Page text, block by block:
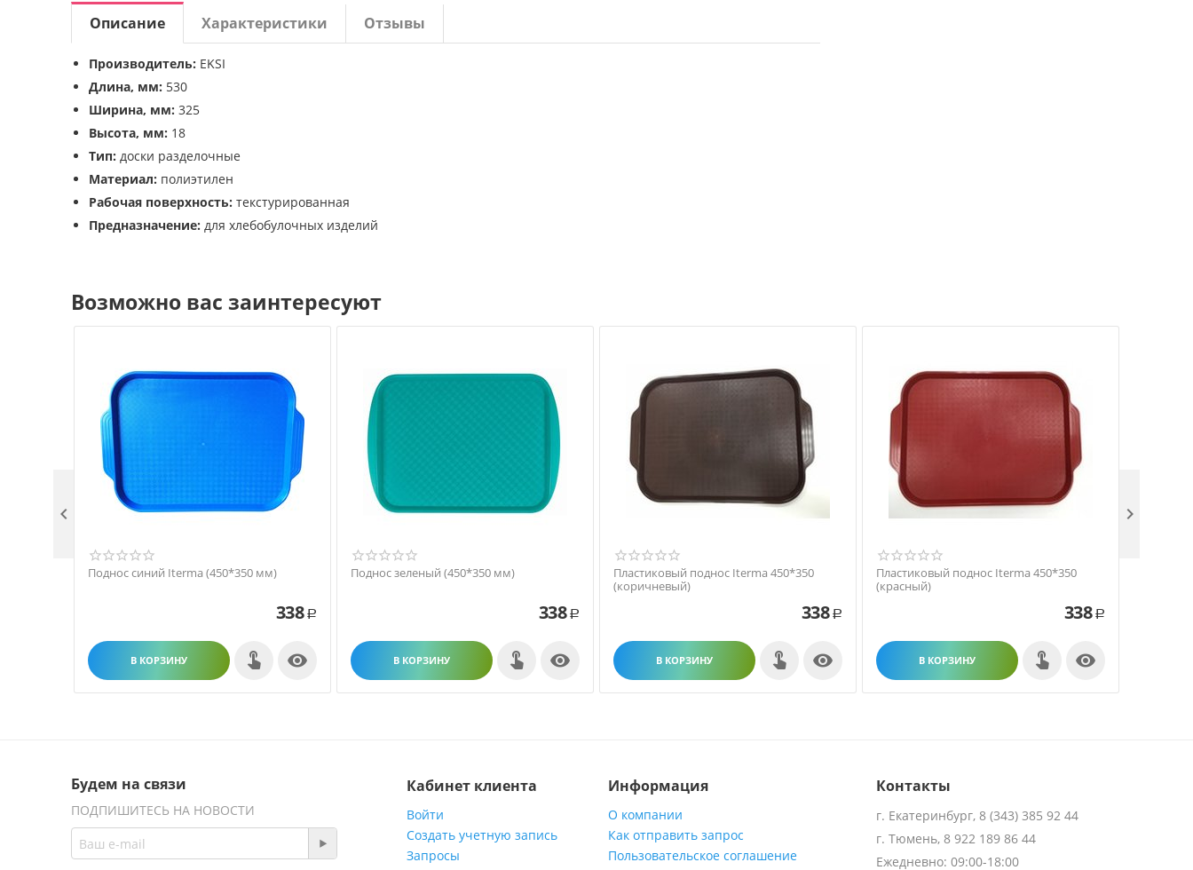
Описание Характеристики Отзывы
Производитель: EKSI
Длина, мм: 530
Ширина, мм: 325
Высота, мм: 18
Тип: доски разделочные
Материал: полиэтилен
Рабочая поверхность: текстурированная
Предназначение: для хлебобулочных изделий
Возможно вас заинтересуют
Поднос синий Iterma (450*350 мм)
338 Р
В КОРЗИНУ 
Поднос зеленый (450*350 мм)
338 Р
В КОРЗИНУ 
Пластиковый поднос Iterma 450*350
(коричневый)
338 Р
В КОРЗИНУ 
Пластиковый поднос Iterma 450*350
(красный)
338 Р
В КОРЗИНУ 
 
Будем на связи
ПОДПИШИТЕСЬ НА НОВОСТИ
Кабинет клиента
Войти
Создать учетную запись
Запросы
Информация
О компании
Как отправить запрос
Пользовательское соглашение
Контакты
г. Екатеринбург, 8 (343) 385 92 44
г. Тюмень, 8 922 189 86 44
Ежедневно: 09:00-18:00